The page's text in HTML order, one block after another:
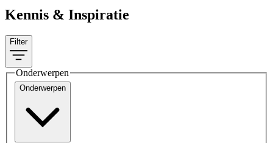
Kennis & Inspiratie
Filter
Onderwerpen
Onderwerpen